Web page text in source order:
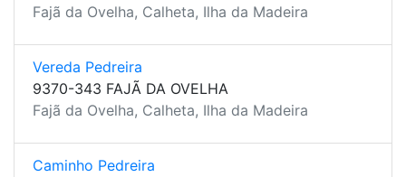
Fajã da Ovelha, Calheta, Ilha da Madeira
Vereda Pedreira
9370-343 FAJÃ DA OVELHA
Fajã da Ovelha, Calheta, Ilha da Madeira
Caminho Pedreira